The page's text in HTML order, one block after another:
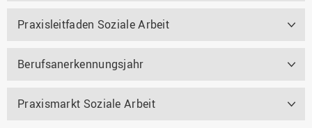
Praxisleitfaden Soziale Arbeit
Berufsanerkennungsjahr
Praxismarkt Soziale Arbeit